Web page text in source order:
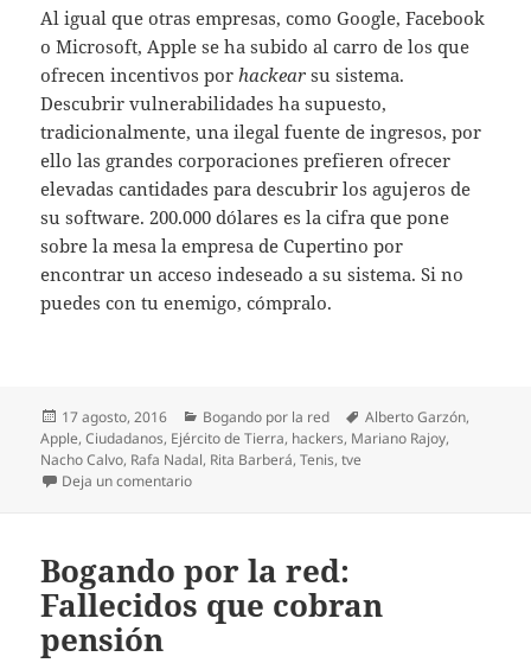
Al igual que otras empresas, como Google, Facebook
o Microsoft, Apple se ha subido al carro de los que
ofrecen incentivos porhackear su sistema.
Descubrir vulnerabilidades ha supuesto,
tradicionalmente, una ilegal fuente de ingresos, por
ello las grandes corporaciones prefieren ofrecer
elevadas cantidades para descubrir los agujeros de
su software. 200.000 dólares es la cifra que pone
sobre la mesa la empresa de Cupertino por
encontrar un acceso indeseado a su sistema. Si no
puedes con tu enemigo, cómpralo.
Publicado
el
17 agosto, 2016 Categorías
Bogando por la red Etiquetas
Alberto Garzón,
Apple,Ciudadanos, Ejército de Tierra, hackers, Mariano Rajoy,
Nacho Calvo, Rafa Nadal, Rita Barberá,Tenis,tve
Deja un comentarioen Bogando por la red: La guerra no es triste
Bogando por la red:
Fallecidos que cobran
pensión